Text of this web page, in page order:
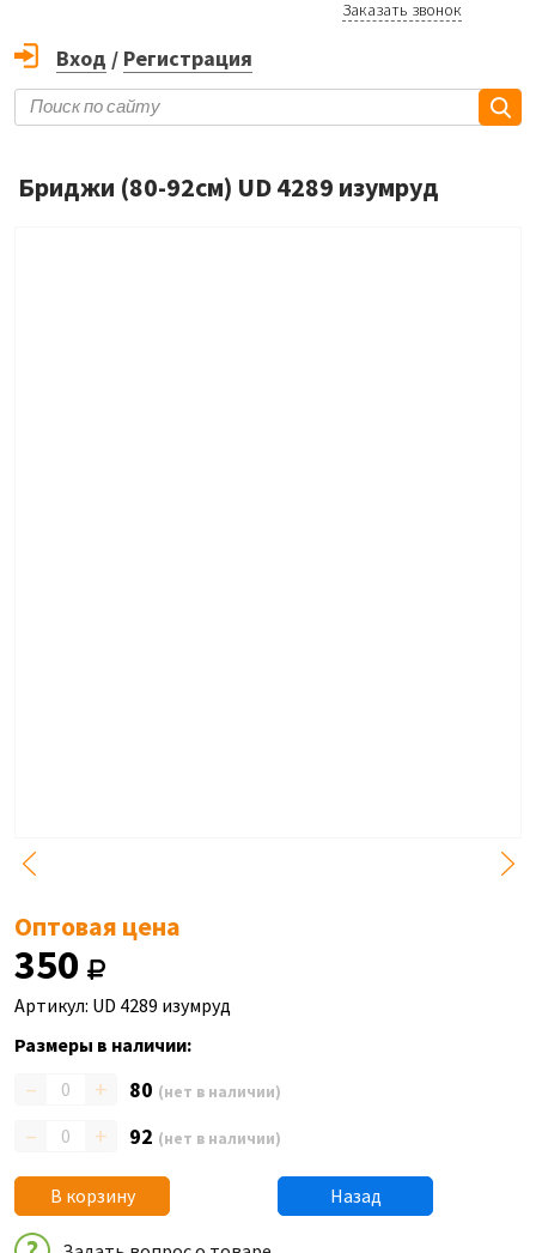
Заказать звонок
Вход / Регистрация
Бриджи (80-92см) UD 4289 изумруд
Оптовая цена
350
Артикул: UD 4289 изумруд
Размеры в наличии:
– + 80 (нет в наличии)
– + 92 (нет в наличии)
В корзину Назад